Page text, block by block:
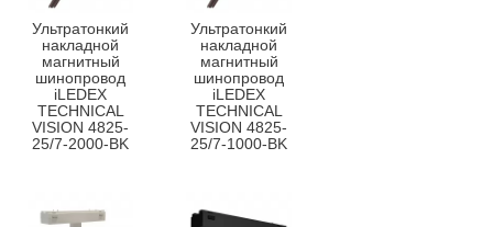
Ультратонкий
накладной
магнитный
шинопровод
iLEDEX
TECHNICAL
VISION 4825-
25/7-2000-BK
Ультратонкий
накладной
магнитный
шинопровод
iLEDEX
TECHNICAL
VISION 4825-
25/7-1000-BK